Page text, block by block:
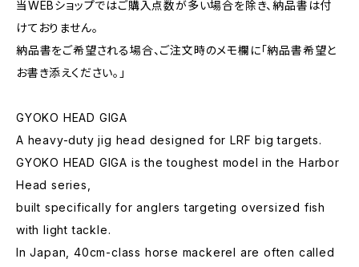
当WEBショップではご購入点数が多い場合を除き、納品書は付
けておりません。
納品書をご希望される場合、ご注文時のメモ欄に｢納品書希望と
お書き添えください。」
GYOKO HEAD GIGA
A heavy-duty jig head designed for LRF big targets.
GYOKO HEAD GIGA is the toughest model in the Harbor
Head series,
built specifically for anglers targeting oversized fish
with light tackle.
In Japan, 40cm-class horse mackerel are often called